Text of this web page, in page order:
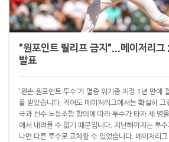
"원포인트 릴리프 금지"...메이저리
발표
'왼손 원포인트 투수'가 멸종 위기종 지정 1년 만에
을 받았습니다. 적어도 메이저리그에서는 확실히
국과 선수 노동조합 합의에 따라 투수가 타자 세 명
에서 내려올 수 없기 때문입니다. 지난해까지는 투
나면 다른 투수로 교체할 수 있었습니다. 메이저리